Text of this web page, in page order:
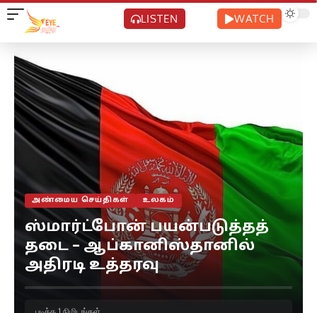
LISTEN WATCH
அண்மைய செய்திகள் உலகம்
ஸ்மார்ட்போன் பயன்படுத்தத்
தடை – ஆப்கானிஸ்தானில்
அதிரடி உத்தரவு